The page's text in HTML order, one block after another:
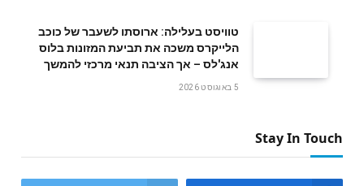
טוויסט בעלילה: ארוסתו לשעבר של כוכב
הלייקרס משכה את תביעת המזונות בלוס
אנג'לס – אך הציבה תנאי מרכזי להמשך
5 באוגוסט 2026
Stay In Touch